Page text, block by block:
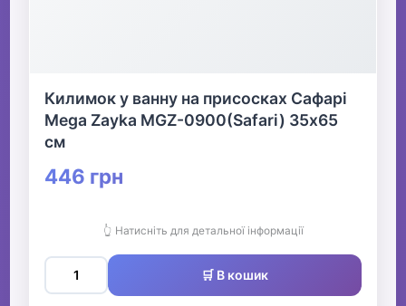
Килимок у ванну на присосках Сафарі
Mega Zayka MGZ-0900(Safari) 35х65
см
446 грн
👆 Натисніть для детальної інформації
🛒 В кошик